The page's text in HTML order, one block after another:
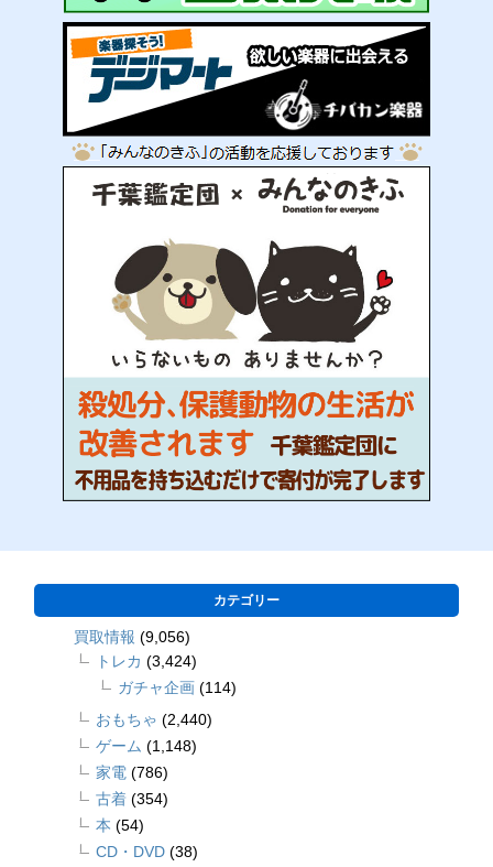
カテゴリー
買取情報 (9,056)
トレカ (3,424)
ガチャ企画 (114)
おもちゃ (2,440)
ゲーム (1,148)
家電 (786)
古着 (354)
本 (54)
CD・DVD (38)